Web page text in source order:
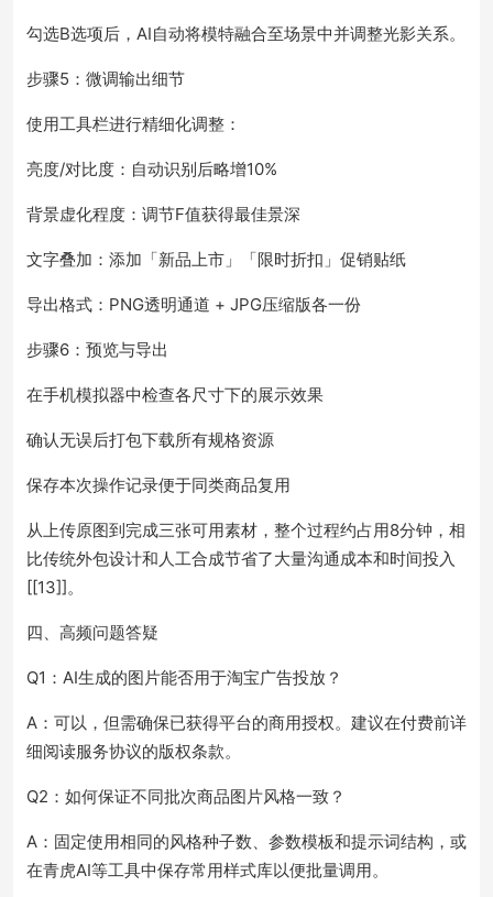
勾选B选项后，AI自动将模特融合至场景中并调整光影关系。
步骤5：微调输出细节
使用工具栏进行精细化调整：
亮度/对比度：自动识别后略增10%
背景虚化程度：调节F值获得最佳景深
文字叠加：添加「新品上市」「限时折扣」促销贴纸
导出格式：PNG透明通道 + JPG压缩版各一份
步骤6：预览与导出
在手机模拟器中检查各尺寸下的展示效果
确认无误后打包下载所有规格资源
保存本次操作记录便于同类商品复用
从上传原图到完成三张可用素材，整个过程约占用8分钟，相
比传统外包设计和人工合成节省了大量沟通成本和时间投入
[[13]]。
四、高频问题答疑
Q1：AI生成的图片能否用于淘宝广告投放？
A：可以，但需确保已获得平台的商用授权。建议在付费前详
细阅读服务协议的版权条款。
Q2：如何保证不同批次商品图片风格一致？
A：固定使用相同的风格种子数、参数模板和提示词结构，或
在青虎AI等工具中保存常用样式库以便批量调用。